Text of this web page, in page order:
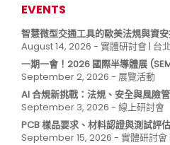
EVENTS
智慧微型交通工具的歐美法規與資
August 14, 2026 - 實體研討會 | 台北
一期一會！2026 國際半導體展
September 2, 2026 - 展覽活動
AI 合規新挑戰：法規、安全與風險
September 3, 2026 - 線上研討會
PCB 樣品要求、材料認證與測試評
September 15, 2026 - 實體研討會